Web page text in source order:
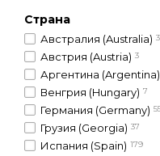
Страна
Австралия (Australia)
Австрия (Austria) 3
Аргентина (Argentina)
Венгрия (Hungary) 7
Германия (Germany)
Грузия (Georgia) 37
Испания (Spain) 179